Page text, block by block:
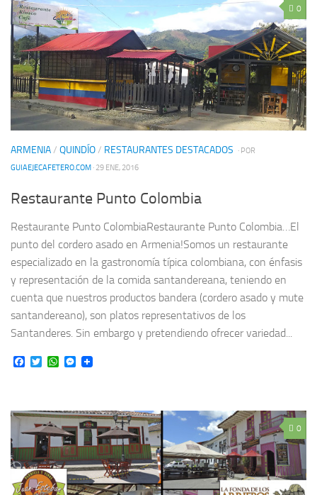
0
ARMENIA/ QUINDÍO/ RESTAURANTES DESTACADOS · POR
GUIAEJECAFETERO.COM · 29 ENE, 2016
Restaurante Punto Colombia
Restaurante Punto ColombiaRestaurante Punto Colombia…El
punto del cordero asado en Armenia!Somos un restaurante
especializado en la gastronomía típica colombiana, con énfasis
y representación de la comida santandereana, teniendo en
cuenta que nuestros productos bandera (cordero asado y mute
santandereano), son platos representativos de los
Santanderes. Sin embargo y pretendiendo ofrecer variedad...
Facebook
TwitterWhatsApp
Messenger
0